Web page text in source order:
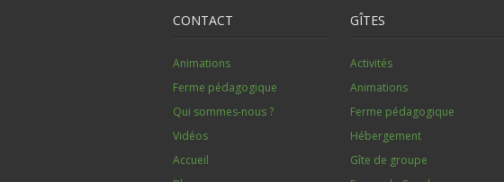
CONTACT
Animations
Ferme pédagogique
Qui sommes-nous ?
Vidéos
Accueil
GÎTES
Activités
Animations
Ferme pédagogique
Hébergement
Gîte de groupe